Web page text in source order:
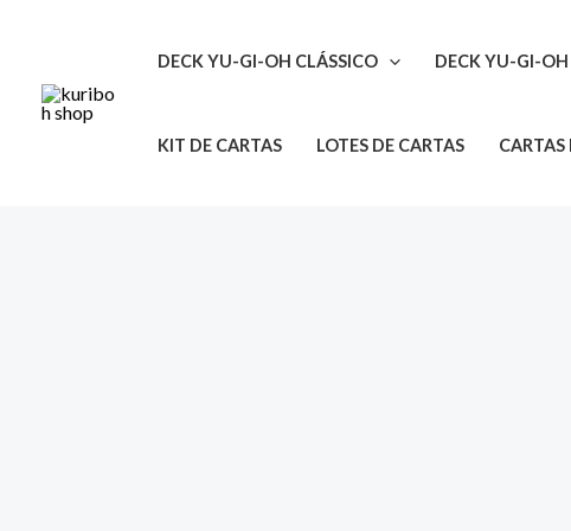
conteúdo
DECK YU-GI-OH CLÁSSICO DECK YU-GI-OH
KIT DE CARTAS LOTES DE CARTAS CARTAS